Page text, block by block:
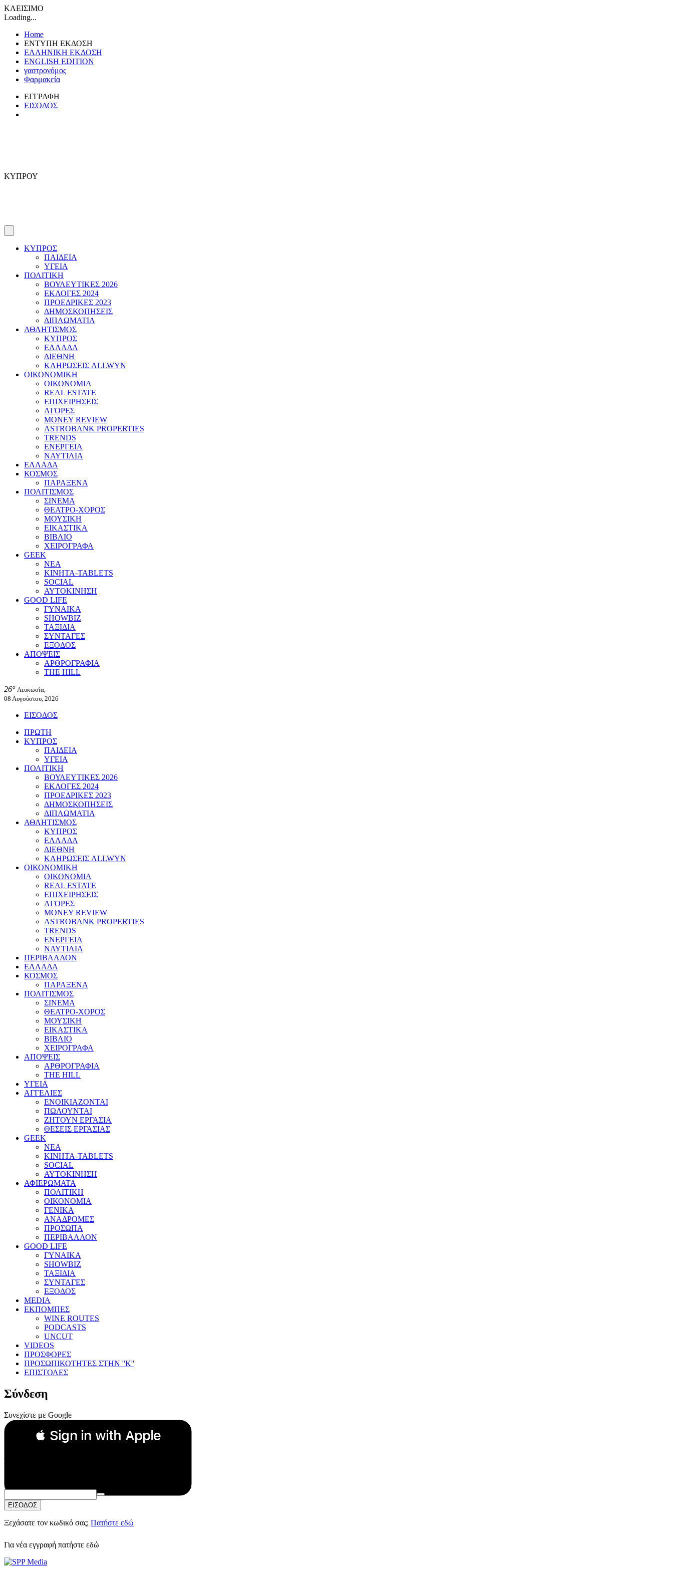
ΚΛΕΙΣΙΜΟ
Loading...
Home
ΕΝΤΥΠΗ ΕΚΔΟΣΗ
ΕΛΛΗΝΙΚΗ ΕΚΔΟΣΗ
ENGLISH EDITION
γαστρονόμος
Φαρμακεία
ΕΓΓΡΑΦΗ
ΕΙΣΟΔΟΣ
ΚΥΠΡΟΥ
ΚΥΠΡΟΣ
ΠΑΙΔΕΙΑ
ΥΓΕΙΑ
ΠΟΛΙΤΙΚΗ
ΒΟΥΛΕΥΤΙΚΕΣ 2026
ΕΚΛΟΓΕΣ 2024
ΠΡΟΕΔΡΙΚΕΣ 2023
ΔΗΜΟΣΚΟΠΗΣΕΙΣ
ΔΙΠΛΩΜΑΤΙΑ
ΑΘΛΗΤΙΣΜΟΣ
ΚΥΠΡΟΣ
ΕΛΛΑΔΑ
ΔΙΕΘΝΗ
ΚΛΗΡΩΣΕΙΣ ALLWYN
ΟΙΚΟΝΟΜΙΚΗ
ΟΙΚΟΝΟΜΙΑ
REAL ESTATE
ΕΠΙΧΕΙΡΗΣΕΙΣ
ΑΓΟΡΕΣ
MONEY REVIEW
ASTROBANK PROPERTIES
TRENDS
ΕΝΕΡΓΕΙΑ
ΝΑΥΤΙΛΙΑ
ΕΛΛΑΔΑ
ΚΟΣΜΟΣ
ΠΑΡΑΞΕΝΑ
ΠΟΛΙΤΙΣΜΟΣ
ΣΙΝΕΜΑ
ΘΕΑΤΡΟ-ΧΟΡΟΣ
ΜΟΥΣΙΚΗ
ΕΙΚΑΣΤΙΚΑ
ΒΙΒΛΙΟ
ΧΕΙΡΟΓΡΑΦΑ
GEEK
ΝΕΑ
ΚΙΝΗΤΑ-TABLETS
SOCIAL
ΑΥΤΟΚΙΝΗΣΗ
GOOD LIFE
ΓΥΝΑΙΚΑ
SHOWBIZ
ΤΑΞΙΔΙΑ
ΣΥΝΤΑΓΕΣ
ΕΞΟΔΟΣ
ΑΠΟΨΕΙΣ
ΑΡΘΡΟΓΡΑΦΙΑ
THE HILL
26° Λευκωσία,
08 Αυγούστου, 2026
ΕΙΣΟΔΟΣ
ΠΡΩΤΗ
ΚΥΠΡΟΣ
ΠΑΙΔΕΙΑ
ΥΓΕΙΑ
ΠΟΛΙΤΙΚΗ
ΒΟΥΛΕΥΤΙΚΕΣ 2026
ΕΚΛΟΓΕΣ 2024
ΠΡΟΕΔΡΙΚΕΣ 2023
ΔΗΜΟΣΚΟΠΗΣΕΙΣ
ΔΙΠΛΩΜΑΤΙΑ
ΑΘΛΗΤΙΣΜΟΣ
ΚΥΠΡΟΣ
ΕΛΛΑΔΑ
ΔΙΕΘΝΗ
ΚΛΗΡΩΣΕΙΣ ALLWYN
ΟΙΚΟΝΟΜΙΚΗ
ΟΙΚΟΝΟΜΙΑ
REAL ESTATE
ΕΠΙΧΕΙΡΗΣΕΙΣ
ΑΓΟΡΕΣ
MONEY REVIEW
ASTROBANK PROPERTIES
TRENDS
ΕΝΕΡΓΕΙΑ
ΝΑΥΤΙΛΙΑ
ΠΕΡΙΒΑΛΛΟΝ
ΕΛΛΑΔΑ
ΚΟΣΜΟΣ
ΠΑΡΑΞΕΝΑ
ΠΟΛΙΤΙΣΜΟΣ
ΣΙΝΕΜΑ
ΘΕΑΤΡΟ-ΧΟΡΟΣ
ΜΟΥΣΙΚΗ
ΕΙΚΑΣΤΙΚΑ
ΒΙΒΛΙΟ
ΧΕΙΡΟΓΡΑΦΑ
ΑΠΟΨΕΙΣ
ΑΡΘΡΟΓΡΑΦΙΑ
THE HILL
ΥΓΕΙΑ
ΑΓΓΕΛΙΕΣ
ΕΝΟΙΚΙΑΖΟΝΤΑΙ
ΠΩΛΟΥΝΤΑΙ
ΖΗΤΟΥΝ ΕΡΓΑΣΙΑ
ΘΕΣΕΙΣ ΕΡΓΑΣΙΑΣ
GEEK
ΝΕΑ
ΚΙΝΗΤΑ-TABLETS
SOCIAL
ΑΥΤΟΚΙΝΗΣΗ
ΑΦΙΕΡΩΜΑΤΑ
ΠΟΛΙΤΙΚΗ
ΟΙΚΟΝΟΜΙΑ
ΓΕΝΙΚΑ
ΑΝΑΔΡΟΜΕΣ
ΠΡΟΣΩΠΑ
ΠΕΡΙΒΑΛΛΟΝ
GOOD LIFE
ΓΥΝΑΙΚΑ
SHOWBIZ
ΤΑΞΙΔΙΑ
ΣΥΝΤΑΓΕΣ
ΕΞΟΔΟΣ
MEDIA
ΕΚΠΟΜΠΕΣ
WINE ROUTES
PODCASTS
UNCUT
VIDEOS
ΠΡΟΣΦΟΡΕΣ
ΠΡΟΣΩΠΙΚΟΤΗΤΕΣ ΣΤΗΝ ''Κ''
ΕΠΙΣΤΟΛΕΣ
Σύνδεση
Συνεχίστε με Google
 Sign in with Apple
Συνεχίστε με Apple
ή
Email:
Κωδικός Πρόσβασης:
ΕΙΣΟΔΟΣ
Ξεχάσατε τον κωδικό σας; Πατήστε εδώ
Για νέα εγγραφή πατήστε εδώ